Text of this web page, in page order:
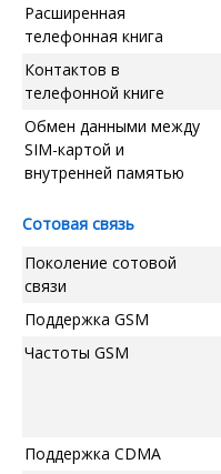
Расширенная
телефонная книга
Контактов в
телефонной книге
Обмен данными между
SIM-картой и
внутренней памятью
Сотовая связь
Поколение сотовой
связи
Поддержка GSM
Частоты GSM
Поддержка CDMA